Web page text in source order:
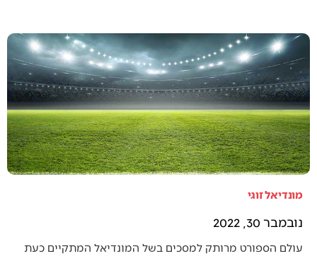
מונדיאל זוגי
נובמבר 30, 2022
עולם הספורט מרותק למסכים בשל המונדיאל המתקיים כעת